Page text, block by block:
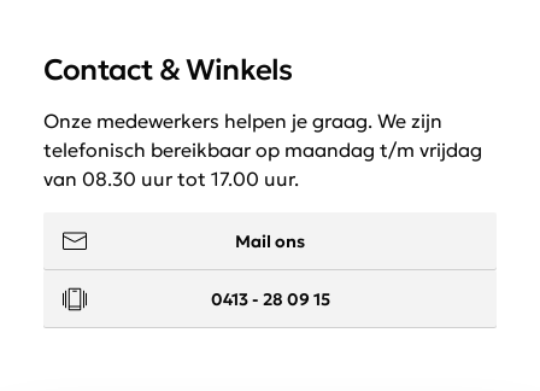
Contact & Winkels
Onze medewerkers helpen je graag. We zijn
telefonisch bereikbaar op maandag t/m vrijdag
van 08.30 uur tot 17.00 uur.
Mail ons
0413 - 28 09 15